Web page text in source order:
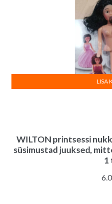
WILTON printsessi
süsimustad juuksed,
1
LISA